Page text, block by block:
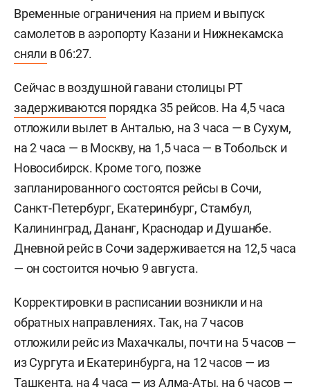
Временные ограничения на прием и выпуск
самолетов в аэропорту Казани и Нижнекамска
сняли в 06:27.
Сейчас в воздушной гавани столицы РТ
задерживаются порядка 35 рейсов. На 4,5 часа
отложили вылет в Анталью, на 3 часа — в Сухум,
на 2 часа — в Москву, на 1,5 часа — в Тобольск и
Новосибирск. Кроме того, позже
запланированного состоятся рейсы в Сочи,
Санкт-Петербург, Екатеринбург, Стамбул,
Калининград, Дананг, Краснодар и Душанбе.
Дневной рейс в Сочи задерживается на 12,5 часа
— он состоится ночью 9 августа.
Корректировки в расписании возникли и на
обратных направлениях. Так, на 7 часов
отложили рейс из Махачкалы, почти на 5 часов —
из Сургута и Екатеринбурга, на 12 часов — из
Ташкента, на 4 часа — из Алма-Аты, на 6 часов —